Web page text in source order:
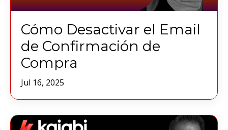
Cómo Desactivar el Email
de Confirmación de
Compra
Jul 16, 2025